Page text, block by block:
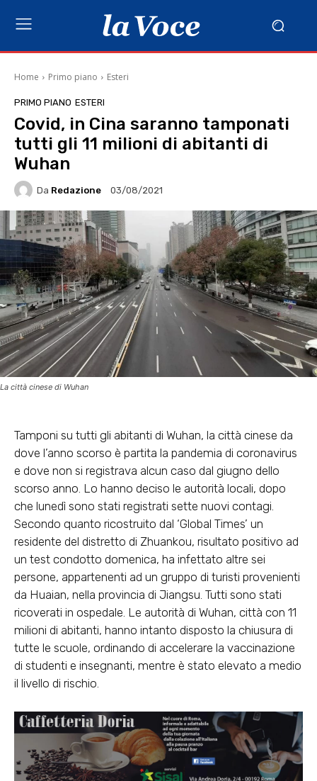
Home Primo piano Esteri
PRIMO PIANO ESTERI
Covid, in Cina saranno tamponati
tutti gli 11 milioni di abitanti di
Wuhan
Da Redazione 03/08/2021
La città cinese di Wuhan
Tamponi su tutti gli abitanti di Wuhan, la città cinese da
dove l’anno scorso è partita la pandemia di coronavirus
e dove non si registrava alcun caso dal giugno dello
scorso anno. Lo hanno deciso le autorità locali, dopo
che lunedì sono stati registrati sette nuovi contagi.
Secondo quanto ricostruito dal ‘Global Times’ un
residente del distretto di Zhuankou, risultato positivo ad
un test condotto domenica, ha infettato altre sei
persone, appartenenti ad un gruppo di turisti provenienti
da Huaian, nella provincia di Jiangsu. Tutti sono stati
ricoverati in ospedale. Le autorità di Wuhan, città con 11
milioni di abitanti, hanno intanto disposto la chiusura di
tutte le scuole, ordinando di accelerare la vaccinazione
di studenti e insegnanti, mentre è stato elevato a medio
il livello di rischio.